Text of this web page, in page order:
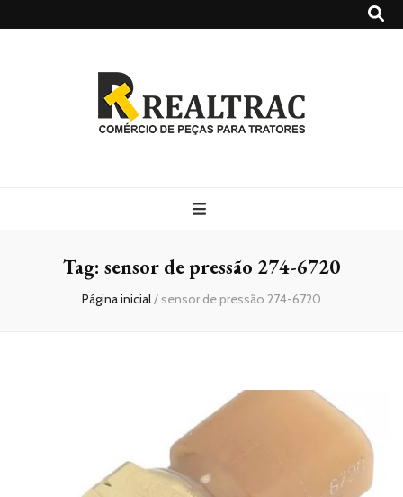
Tag: sensor de pressão 274-6720
Página inicial/ sensor de pressão 274-6720